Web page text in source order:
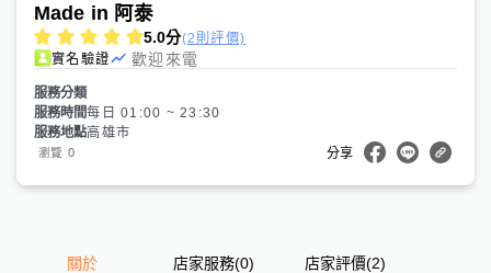
Made in 阿泰
5.0分(2則評價)
實名驗證
歡迎來電
服務分類
服務時間每日 01:00 ~ 23:30
服務地點高雄市
瀏覽 0 分享
關於 店家服務(0) 店家評價(2)